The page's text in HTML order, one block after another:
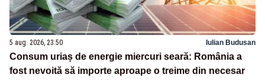
5 aug. 2026, 23:50 Iulian Budusan
Consum uriaș de energie miercuri seară: România a
fost nevoită să importe aproape o treime din necesar